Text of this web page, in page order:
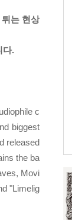
는 현상
다.
c
biggest
released
the ba
Movi
"Limelig